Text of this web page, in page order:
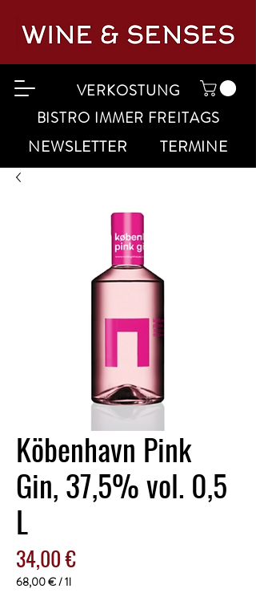
VERKOSTUNG
BISTRO IMMER FREITAGS
NEWSLETTER TERMINE
Köbenhavn Pink
Gin, 37,5% vol. 0,5
L
34,00 €Preis
68,00 €/1l